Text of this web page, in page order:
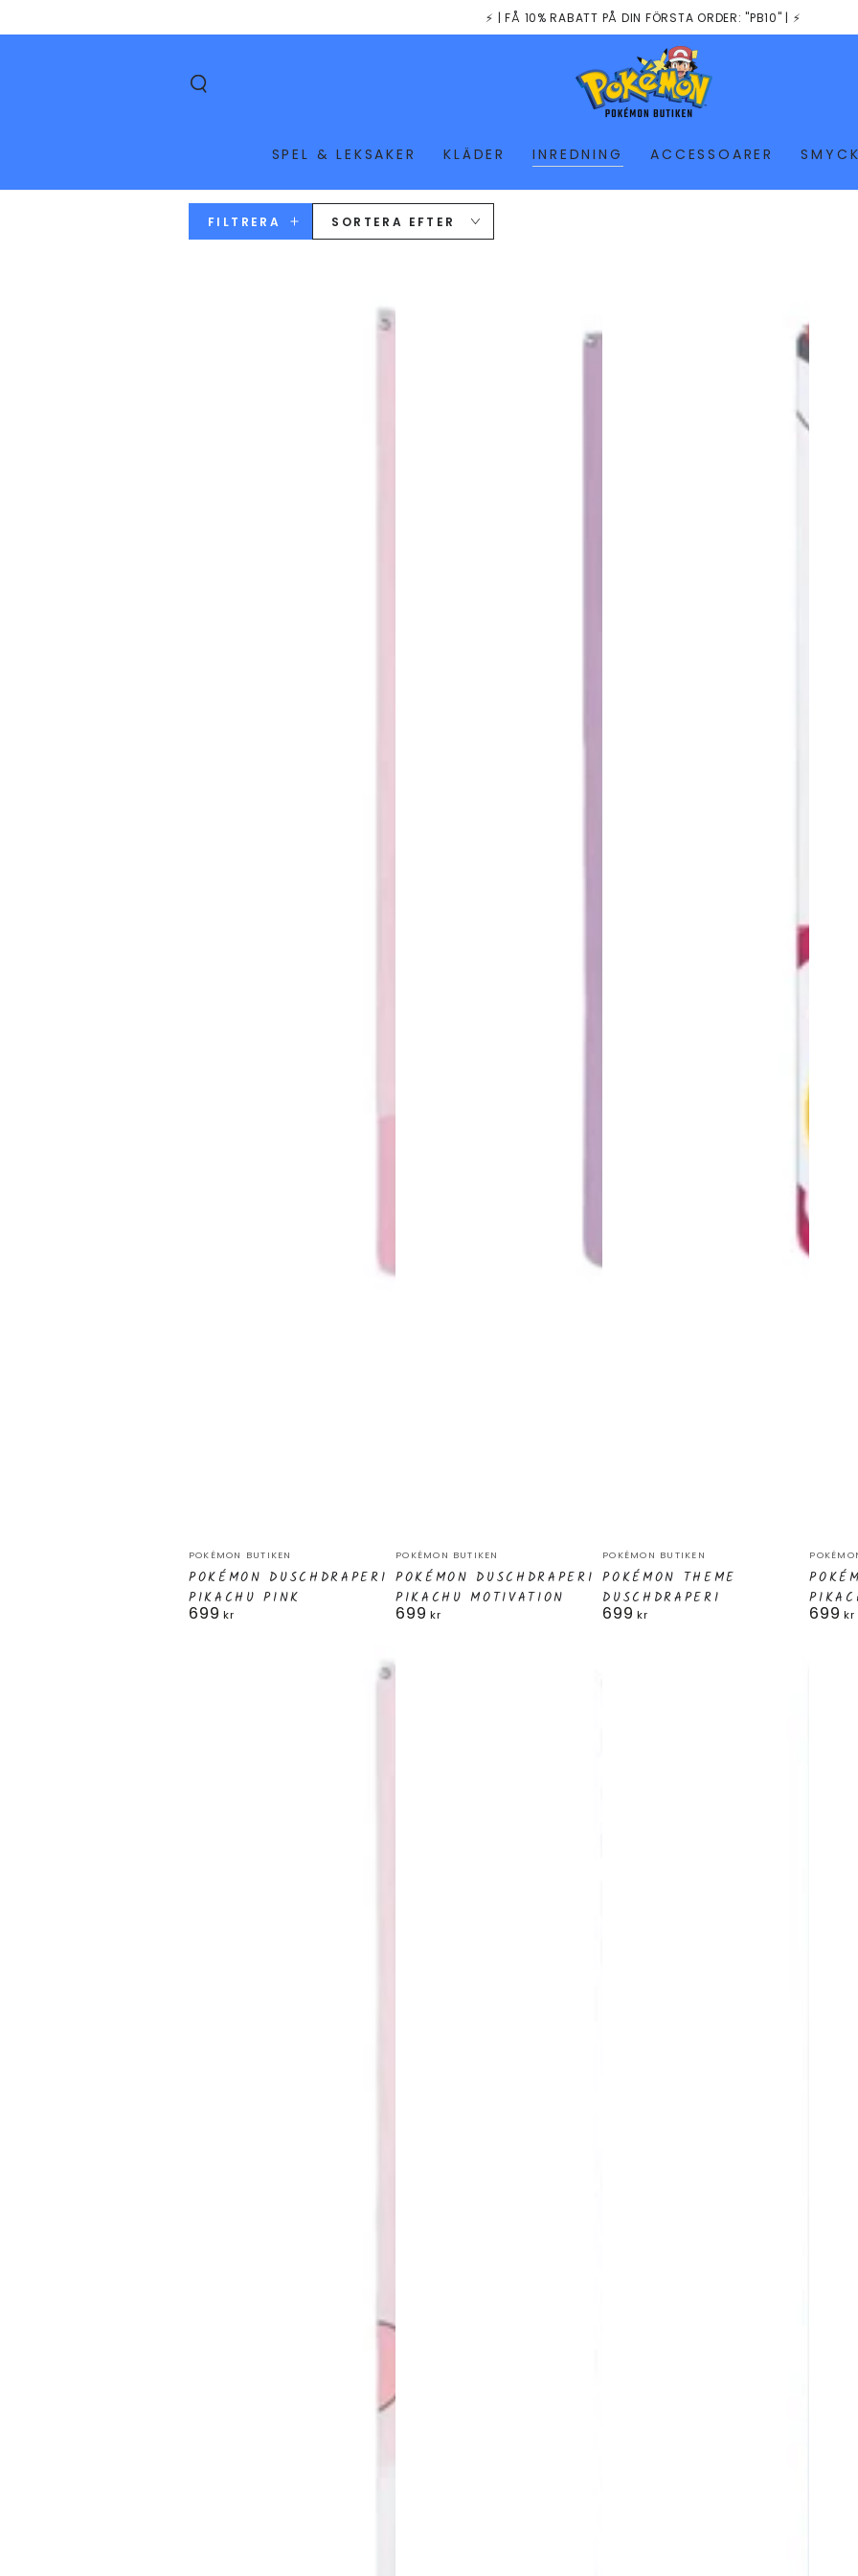
⚡️ | FÅ 10% RABATT PÅ DIN FÖRSTA ORDER: "PB10" | ⚡️
SPEL & LEKSAKER KLÄDER INREDNING ACCESSOARER
FILTRERA SORTERA EFTER
Pokémon
Duschdraperi
Pikachu
Säljare:
POKÉMON BUTIKEN
POKÉMON DUSCHDRAPERI
PIKACHU PINK
Ordinarie
699 kr
Pokémon
Duschdraperi
Pikachu
Säljare:
POKÉMON BUTIKEN
POKÉMON DUSCHDRAPERI
PIKACHU MOTIVATION
Ordinarie
699 kr
Pokémon
Theme
Duschdraperi
Säljare:
POKÉMON BUTIKEN
POKÉMON THEME
DUSCHDRAPERI
Ordinarie
699 kr 699 kr